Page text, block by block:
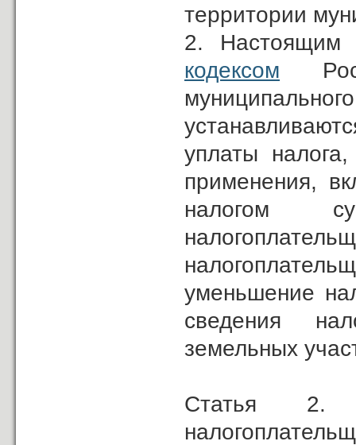
территории
2. Настоящим
кодексом
уплаты
применения,
налогом
уменьшение
сведения
земельных
Статья 2.